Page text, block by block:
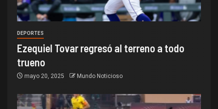
DEPORTES
Ezequiel Tovar regresó al terreno a todo
trueno
mayo 20, 2025 Mundo Noticioso